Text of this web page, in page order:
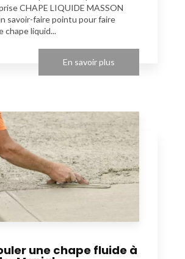
CHAPE LIQUIDE MASSON
savoir-faire pointu pour faire
chape liquid...
En savoir plus
une chape fluide à